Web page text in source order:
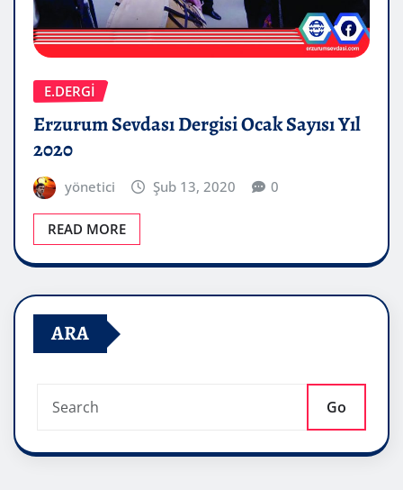
E.DERGİ
Erzurum Sevdası Dergisi Ocak Sayısı Yıl
2020
yönetici Şub 13, 2020 0
READ MORE
ARA
Go